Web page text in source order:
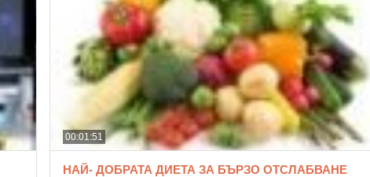
00:01:51
НАЙ- ДОБРАТА ДИЕТА ЗА БЪРЗО ОТСЛАБВАНЕ